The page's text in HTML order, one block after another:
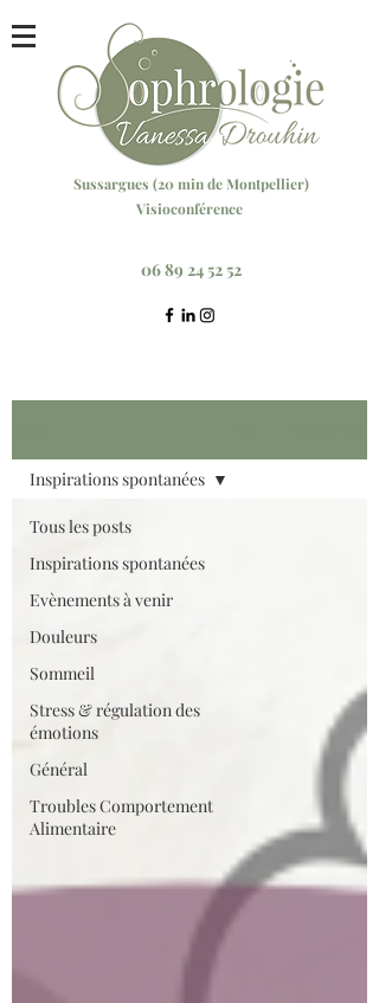
Sussargues (20 minde Montpellier)
Visioconférence
06 89 24 52 52
Tous les posts
Inspirations spontanées
Evènements à venir
Douleurs
Sommeil
Stress & régulation des
émotions
Général
Troubles Comportement
Alimentaire
Inspirations spontanées